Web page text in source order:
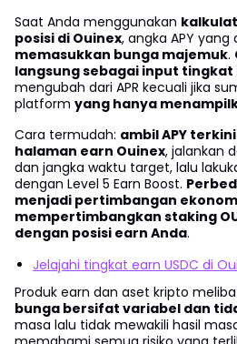
Saat Anda menggunakan
posisi di Ouinex, angka APY
memasukkan bunga majemuk.
langsung sebagai input tingkat
mengubah dari APR kecuali jika
platform yang hanya
Cara termudah: ambil APY
halaman earn Ouinex, jalankan
dan jangka waktu target, lalu
dengan Level 5 Earn Boost.
menjadi pertimbangan
mempertimbangkan staking
dengan posisi earn Anda.
Jelajahi tingkat earn USDC di
Produk earn dan aset kripto
bunga bersifat variabel dan
masa lalu tidak mewakili hasil